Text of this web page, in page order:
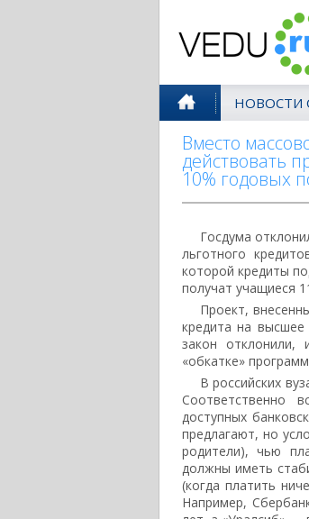
НОВОСТИ
Вместо
действовать
10% годовых
Госдума
льготного
которой кредиты
получат учащиеся
Проект,
кредита на
закон
«обкатке»
В российских
Соответственно
доступных
предлагают, но
родители), чью
должны иметь
(когда платить
Например,